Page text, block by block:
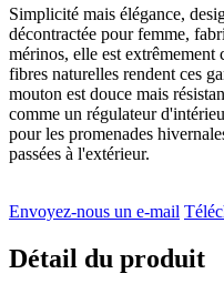
Simplicité mais élégance,
décontractée pour femme,
mérinos, elle est extrêmement
fibres naturelles rendent ces
mouton est douce mais
comme un régulateur
pour les promenades
passées à l'extérieur.
Envoyez-nous un e-mail
Détail du produit